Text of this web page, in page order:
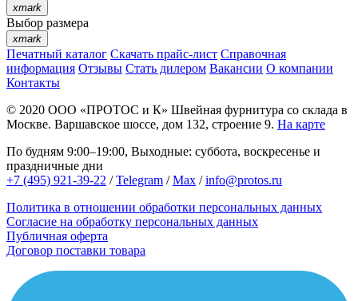
xmark
Выбор размера
xmark
Печатный каталог Скачать прайс-лист Справочная
информация Отзывы Стать дилером Вакансии О компании
Контакты
© 2020 ООО «ПРОТОС и К» Швейная фурнитура со склада в
Москве. Варшавское шоссе, дом 132, строение 9. На карте
По будням 9:00–19:00, Выходные: суббота, воскресенье и
праздничные дни
+7 (495) 921-39-22 /Telegram /Max /info@protos.ru
Политика в отношении обработки персональных данных
Согласие на обработку персональных данных
Публичная оферта
Договор поставки товара